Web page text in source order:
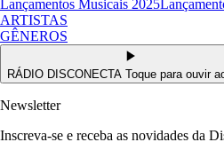
Lançamentos Musicais 2025
ARTISTAS
GÊNEROS
RÁDIO DISCONECTA Toque para ouvir
Newsletter
Inscreva-se e receba as novidades da